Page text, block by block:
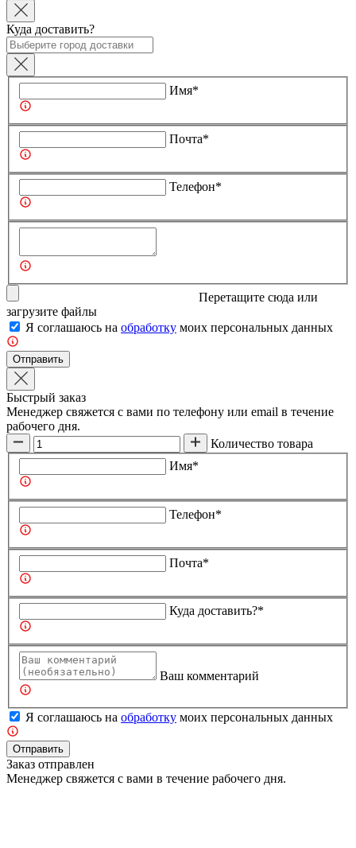
Куда доставить?
Имя*
Почта*
Телефон*
Перетащите сюда или
загрузите файлы
Я соглашаюсь на обработку моих персональных данных
Отправить
Быстрый заказ
Менеджер свяжется с вами по телефону или email в течение
рабочего дня.
Количество товара
Имя*
Телефон*
Почта*
Куда доставить?*
Ваш комментарий
Я соглашаюсь на обработку моих персональных данных
Отправить
Заказ отправлен
Менеджер свяжется с вами в течение рабочего дня.